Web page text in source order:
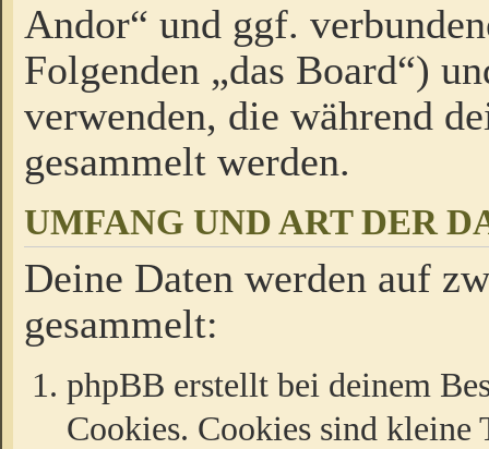
Andor“ und ggf.
Folgenden „das Board“)
verwenden, die während
gesammelt werden.
UMFANG UND ART DER
Deine Daten werden auf
gesammelt:
phpBB erstellt bei deinem
Cookies. Cookies sind kleine